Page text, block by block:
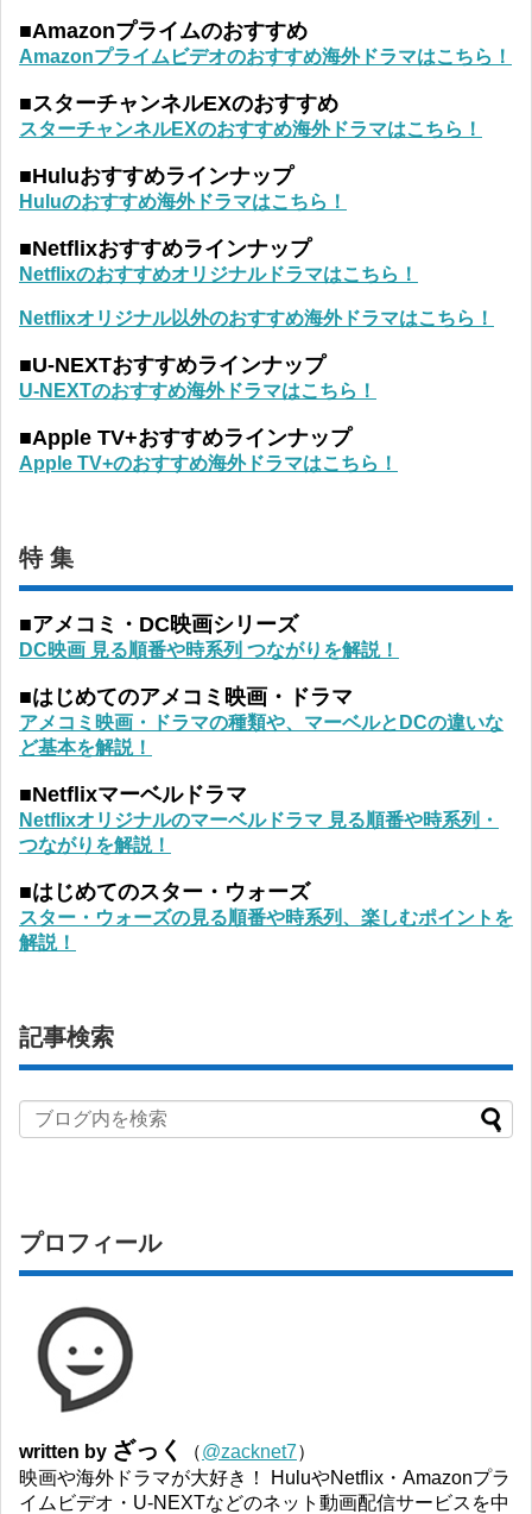
■Amazonプライムのおすすめ
Amazonプライムビデオのおすすめ海外ドラマはこちら！
■スターチャンネルEXのおすすめ
スターチャンネルEXのおすすめ海外ドラマはこちら！
■Huluおすすめラインナップ
Huluのおすすめ海外ドラマはこちら！
■Netflixおすすめラインナップ
Netflixのおすすめオリジナルドラマはこちら！
Netflixオリジナル以外のおすすめ海外ドラマはこちら！
■U-NEXTおすすめラインナップ
U-NEXTのおすすめ海外ドラマはこちら！
■Apple TV+おすすめラインナップ
Apple TV+のおすすめ海外ドラマはこちら！
特 集
■アメコミ・DC映画シリーズ
DC映画 見る順番や時系列 つながりを解説！
■はじめてのアメコミ映画・ドラマ
アメコミ映画・ドラマの種類や、マーベルとDCの違いな
ど基本を解説！
■Netflixマーベルドラマ
Netflixオリジナルのマーベルドラマ 見る順番や時系列・
つながりを解説！
■はじめてのスター・ウォーズ
スター・ウォーズの見る順番や時系列、楽しむポイントを
解説！
記事検索
プロフィール
written by ざっく （@zacknet7）
映画や海外ドラマが大好き！ HuluやNetflix・Amazonプラ
イムビデオ・U-NEXTなどのネット動画配信サービスを中